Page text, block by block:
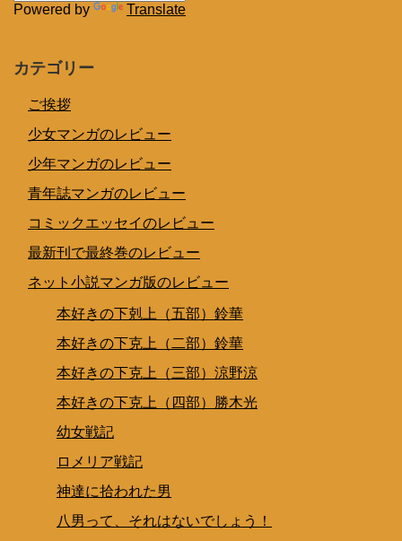
Powered by Translate
カテゴリー
ご挨拶
少女マンガのレビュー
少年マンガのレビュー
青年誌マンガのレビュー
コミックエッセイのレビュー
最新刊で最終巻のレビュー
ネット小説マンガ版のレビュー
本好きの下剋上（五部）鈴華
本好きの下克上（二部）鈴華
本好きの下克上（三部）涼野涼
本好きの下克上（四部）勝木光
幼女戦記
ロメリア戦記
神達に拾われた男
八男って、それはないでしょう！